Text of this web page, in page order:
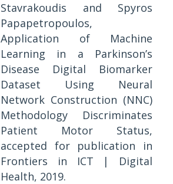
Stavrakoudis and Spyros
Papapetropoulos,
Application of Machine
Learning in a Parkinson’s
Disease Digital Biomarker
Dataset Using Neural
Network Construction (NNC)
Methodology Discriminates
Patient Motor Status,
accepted for publication in
Frontiers in ICT | Digital
Health, 2019.